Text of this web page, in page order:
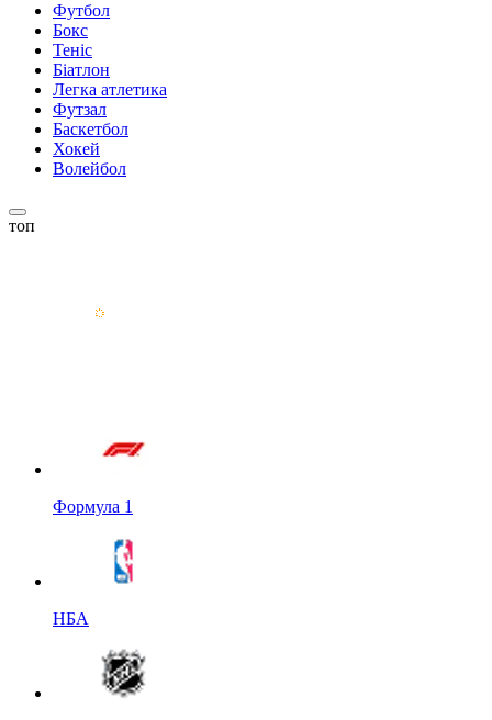
Футбол
Бокс
Теніс
Біатлон
Легка атлетика
Футзал
Баскетбол
Хокей
Волейбол
топ
Формула 1
НБА